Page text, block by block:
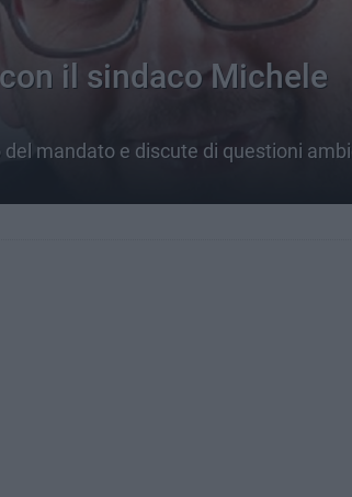
il sindaco Michele
mandato e discute di questioni